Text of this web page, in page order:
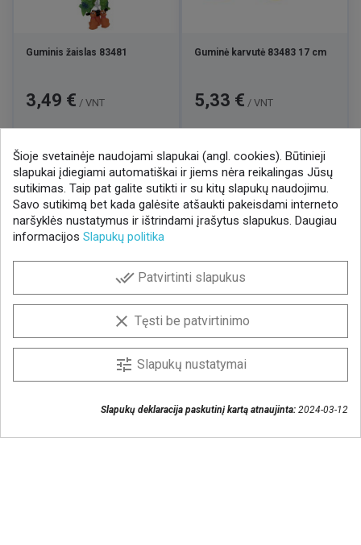
Guminis žaislas 83481
Kaina
3,49 € / VNT
Guminė karvutė 83483 17 cm
Kaina
5,33 € / VNT
1 2 3 … 8 
Gaukite geriausius pasiūlymus!
Prenumeruokite naujienlaiškį ir visada sužinokite
Sutinku, kad mano duomenys būtų saugomi
Šioje svetainėje naudojami slapukai (angl. cookies). Būtinieji
slapukai įdiegiami automatiškai ir jiems nėra reikalingas Jūsų
sutikimas. Taip pat galite sutikti ir su kitų slapukų naudojimu.
Savo sutikimą bet kada galėsite atšaukti pakeisdami interneto
naršyklės nustatymus ir ištrindami įrašytus slapukus. Daugiau
informacijos Slapukų politika
done_all Patvirtinti slapukus
clear Tęsti be patvirtinimo
tune Slapukų nustatymai
Slapukų deklaracija paskutinį kartą atnaujinta: 2024-03-12